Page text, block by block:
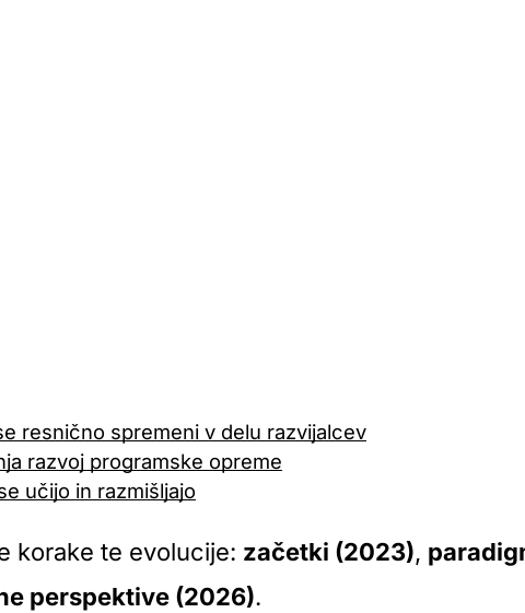
resnično spremeni v delu razvijalcev
razvoj programske opreme
učijo in razmišljajo
korake te evolucije: začetki (2023),
perspektive (2026).
partnerji. Ta podjetja jih lahko uporabljajo
oglase na drugih spletnih straneh.
izbire (kot je vaše uporabniško ime, jezik ali regija, v
funkcije.